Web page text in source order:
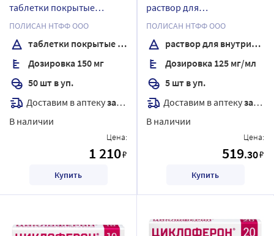
таблетки покрытые
кишечнорастворимой
оболочкой
ПОЛИСАН НТФФ ООО
таблетки покрытые кишечнорастворимой оболочкой
Дозировка 150 мг
50 шт в уп.
Доставим в аптекузавтра
В наличии
Цена:
1 210₽
Купить
раствор для
внутривенного и
внутримышечного
введения 2 мл ампулы 5
шт.
ПОЛИСАН НТФФ ООО
раствор для внутривенного и внутримышечного введения
Дозировка 125 мг/мл
5 шт в уп.
Доставим в аптекузавтра
В наличии
Цена:
519.30₽
Купить